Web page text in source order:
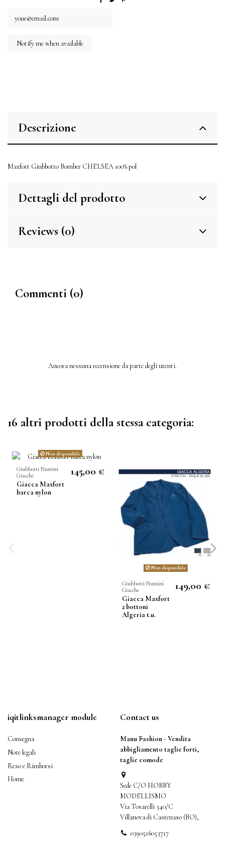
Descrizione
Maxfort Giubbotto Bomber CHELSEA 100% pol
Dettagli del prodotto
Reviews (0)
Commenti (0)
Ancora nessuna recensione da parte degli utenti.
16 altri prodotti della stessa categoria:
Non disponibile
Giubbotti Piumini
Giacche
Giacca Maxfort
barca nylon
145,00 €
Non disponibile
Giubbotti Piumini
Giacche
Giacca Maxfort
2 bottoni
Algeria t.u.
149,00 €
iqitlinksmanager module
Consegna
Note legali
Reso e Rimborsi
Home
Contact us
Manu Fashion - Vendita
abbigliamento taglie forti,
taglie comode
Sede C/O HOBBY
MODELLISMO
Via Tosarelli 340/C
Villanova di Castenaso (BO),
0390516053717